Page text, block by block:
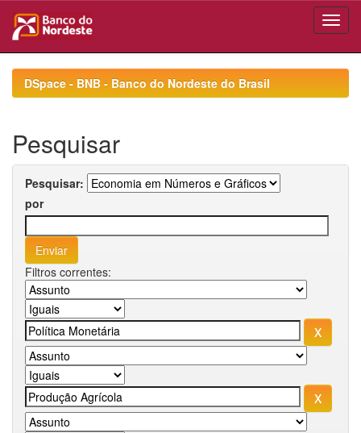
navigationDSpace - BNB - Banco do Nordeste do Brasil
Pesquisar
Pesquisar:
por
Filtros correntes: